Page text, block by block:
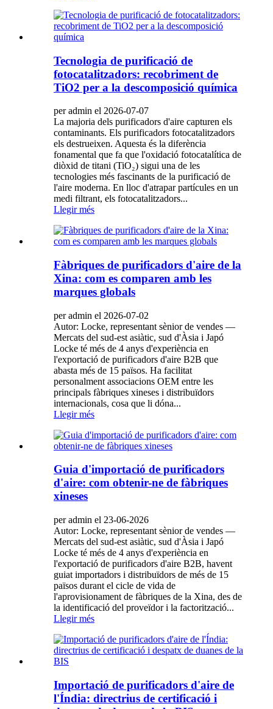
Tecnologia de purificació de
fotocatalitzadors: recobriment de
TiO2 per a la descomposició química
per admin el 2026-07-07
La majoria dels purificadors d'aire capturen els
contaminants. Els purificadors fotocatalitzadors
els destrueixen. Aquesta és la diferència
fonamental que fa que l'oxidació fotocatalítica de
diòxid de titani (TiO₂) sigui una de les
tecnologies més fascinants de la purificació de
l'aire moderna. En lloc d'atrapar partícules en un
medi filtrant, els fotocatalitzadors...
Llegir més
Fàbriques de purificadors d'aire de la
Xina: com es comparen amb les
marques globals
per admin el 2026-07-02
Autor: Locke, representant sènior de vendes —
Mercats del sud-est asiàtic, sud d'Àsia i Japó
Locke té més de 4 anys d'experiència en
l'exportació de purificadors d'aire B2B que
abasta més de 15 països. Ha facilitat
personalment associacions OEM entre les
principals fàbriques xineses i distribuïdors
internacionals, cosa que li dóna...
Llegir més
Guia d'importació de purificadors
d'aire: com obtenir-ne de fàbriques
xineses
per admin el 23-06-2026
Autor: Locke, representant sènior de vendes —
Mercats del sud-est asiàtic, sud d'Àsia i Japó
Locke té més de 4 anys d'experiència en
l'exportació de purificadors d'aire B2B, havent
guiat importadors i distribuïdors de més de 15
països durant el cicle de vida de
l'aprovisionament de fàbriques de la Xina, des de
la identificació del proveïdor i la factorització...
Llegir més
Importació de purificadors d'aire de
l'Índia: directrius de certificació i